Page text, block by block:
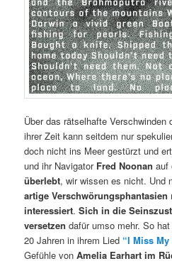
Über das rätselhafte Verschwinden
ihrer Zeit kann seitdem nur
doch nicht ins Meer gestürzt und
und ihr Navigator Fred Noonan auf
überlebt, wir wissen es nicht. Und
artige Verschwörungsphantasien
interessiert.Sich in die
versetzen dafür umso mehr. So
20 Jahren in ihrem Lied “I Miss My
Gefühle vonAmelia Earhart im